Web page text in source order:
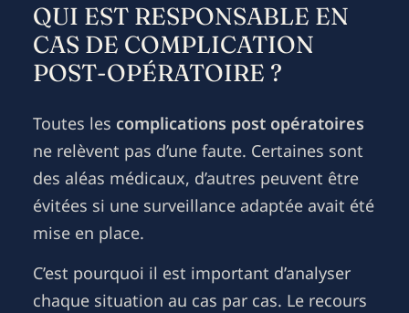
QUI EST RESPONSABLE EN
CAS DE COMPLICATION
POST-OPÉRATOIRE ?
Toutes les complications post opératoires
ne relèvent pas d’une faute. Certaines sont
des aléas médicaux, d’autres peuvent être
évitées si une surveillance adaptée avait été
mise en place.
C’est pourquoi il est important d’analyser
chaque situation au cas par cas. Le recours